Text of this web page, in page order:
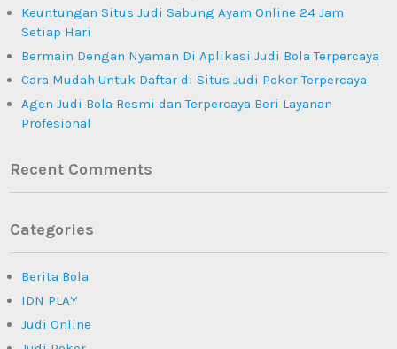
Keuntungan Situs Judi Sabung Ayam Online 24 Jam
Setiap Hari
Bermain Dengan Nyaman Di Aplikasi Judi Bola Terpercaya
Cara Mudah Untuk Daftar di Situs Judi Poker Terpercaya
Agen Judi Bola Resmi dan Terpercaya Beri Layanan
Profesional
Recent Comments
Categories
Berita Bola
IDN PLAY
Judi Online